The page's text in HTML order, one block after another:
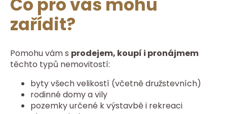
zařídit?
Pomohu vám s prodejem, koupí i pronájmem
těchto typů nemovitostí:
byty všech velikostí (včetně družstevních)
rodinné domy a vily
pozemky určené k výstavbě i rekreaci